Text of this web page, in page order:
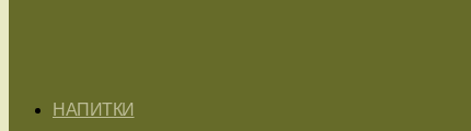
НАПИТКИ